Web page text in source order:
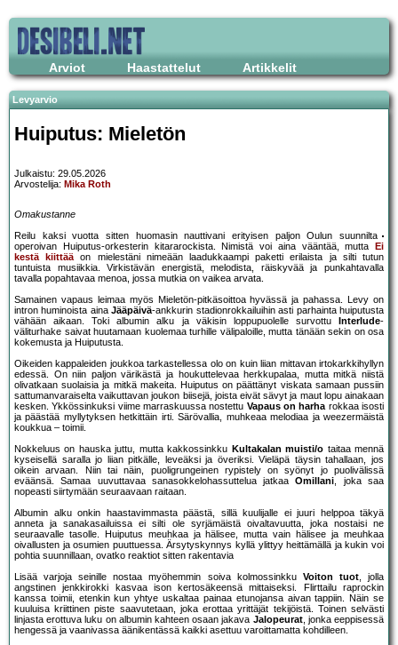
Arviot Haastattelut Artikkelit
Levyarvio
Huiputus: Mieletön
Julkaistu: 29.05.2026
Arvostelija: Mika Roth
Omakustanne
Reilu kaksi vuotta sitten huomasin nauttivani erityisen paljon Oulun suunnilta
operoivan Huiputus-orkesterin kitararockista. Nimistä voi aina vääntää, mutta
Ei
kestä kiittääon mielestäni nimeään laadukkaampi paketti erilaista ja silti tutun
tuntuista musiikkia. Virkistävän energistä, melodista, räiskyvää ja punkahtavalla
tavalla popahtavaa menoa, jossa mutkia on vaikea arvata.
Samainen vapaus leimaa myös Mieletön-pitkäsoittoa hyvässä ja pahassa. Levy on
intron huminoista ainaJääpäivä-ankkurin stadionrokkailuihin asti parhainta huiputusta
vähään aikaan. Toki albumin alku ja väkisin loppupuolelle survottu
Interlude-
väliturhake saivat huutamaan kuolemaa turhille välipaloille, mutta tänään sekin on osa
kokemusta ja Huiputusta.
Oikeiden kappaleiden joukkoa tarkastellessa olo on kuin liian mittavan irtokarkkihyllyn
edessä. On niin paljon värikästä ja houkuttelevaa herkkupalaa, mutta mitkä niistä
olivatkaan suolaisia ja mitkä makeita. Huiputus on päättänyt viskata samaan pussiin
sattumanvaraiselta vaikuttavan joukon biisejä, joista eivät sävyt ja maut lopu ainakaan
kesken. Ykkössinkuksi viime marraskuussa nostettu Vapaus on harharokkaa isosti
ja päästää myllytyksen hetkittäin irti. Särövallia, muhkeaa melodiaa ja weezermäistä
koukkua – toimii.
Nokkeluus on hauska juttu, mutta kakkossinkku Kultakalan muisti/o taitaa mennä
kyseisellä saralla jo liian pitkälle, leveäksi ja överiksi. Vieläpä täysin tahallaan, jos
oikein arvaan. Niin tai näin, puoligrungeinen rypistely on syönyt jo puolivälissä
eväänsä. Samaa uuvuttavaa sanasokkelohassuttelua jatkaaOmillani, joka saa
nopeasti siirtymään seuraavaan raitaan.
Albumin alku onkin haastavimmasta päästä, sillä kuulijalle ei juuri helppoa täkyä
anneta ja sanakasailuissa ei silti ole syrjämäistä oivaltavuutta, joka nostaisi ne
seuraavalle tasolle. Huiputus meuhkaa ja hälisee, mutta vain hälisee ja meuhkaa
oivallusten ja osumien puuttuessa. Ärsytyskynnys kyllä ylittyy heittämällä ja kukin voi
pohtia suunnillaan, ovatko reaktiot sitten rakentavia
Lisää varjoja seinille nostaa myöhemmin soiva kolmossinkku Voiton tuot, jolla
angstinen jenkkirokki kasvaa ison kertosäkeensä mittaiseksi. Flirttailu raprockin
kanssa toimii, etenkin kun yhtye uskaltaa painaa etunojansa aivan tappiin. Näin se
kuuluisa kriittinen piste saavutetaan, joka erottaa yrittäjät tekijöistä. Toinen selvästi
linjasta erottuva luku on albumin kahteen osaan jakava Jalopeurat, jonka eeppisessä
hengessä ja vaanivassa äänikentässä kaikki asettuu varoittamatta kohdilleen.